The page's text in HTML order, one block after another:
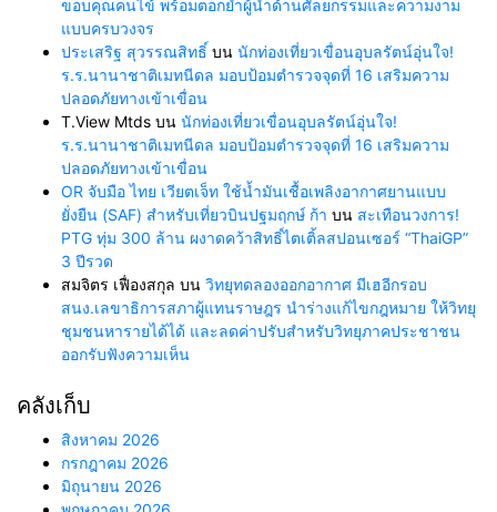
ขอบคุณคนไข้ พร้อมตอกย้ำผู้นำด้านศัลยกรรมและความงาม
แบบครบวงจร
ประเสริฐ สุวรรณสิทธิ์ บน นักท่องเที่ยวเขื่อนอุบลรัตน์อุ่นใจ!
ร.ร.นานาชาติเมทนีดล มอบป้อมตำรวจจุดที่ 16 เสริมความ
ปลอดภัยทางเข้าเขื่อน
T.View Mtds บน นักท่องเที่ยวเขื่อนอุบลรัตน์อุ่นใจ!
ร.ร.นานาชาติเมทนีดล มอบป้อมตำรวจจุดที่ 16 เสริมความ
ปลอดภัยทางเข้าเขื่อน
OR จับมือ ไทย เวียตเจ็ท ใช้น้ำมันเชื้อเพลิงอากาศยานแบบ
ยั่งยืน (SAF) สำหรับเที่ยวบินปฐมฤกษ์ ก้า บน สะเทือนวงการ!
PTG ทุ่ม 300 ล้าน ผงาดคว้าสิทธิ์ไตเติ้ลสปอนเซอร์ “ThaiGP”
3 ปีรวด
สมจิตร เฟื่องสกุล บน วิทยุทดลองออกอากาศ มีเฮอีกรอบ
สนง.เลขาธิการสภาผู้แทนราษฎร นำร่างแก้ไขกฎหมาย ให้วิทยุ
ชุมชนหารายได้ได้ และลดค่าปรับสำหรับวิทยุภาคประชาชน
ออกรับฟังความเห็น
คลังเก็บ
สิงหาคม 2026
กรกฎาคม 2026
มิถุนายน 2026